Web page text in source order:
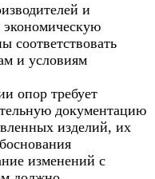
и
соответствовать
и условиям
опор требует
документацию
изделий, их
изменений с